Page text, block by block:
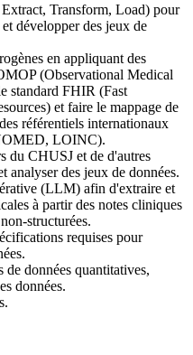
Transform, Load) pour
développer des jeux de
en appliquant des
(Observational Medical
standard FHIR (Fast
et faire le mappage de
référentiels internationaux
LOINC).
du CHUSJ et de d'autres
analyser des jeux de données.
(LLM) afin d'extraire et
à partir des notes cliniques
structurées.
requises pour
données quantitatives,
données.